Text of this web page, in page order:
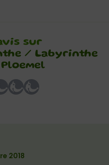
sur
/ Labyrinthe
2018